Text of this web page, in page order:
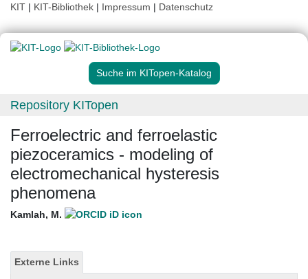
KIT | KIT-Bibliothek | Impressum | Datenschutz
Suche im KITopen-Katalog
Repository KITopen
Ferroelectric and ferroelastic
piezoceramics - modeling of
electromechanical hysteresis
phenomena
Kamlah, M.
Externe Links